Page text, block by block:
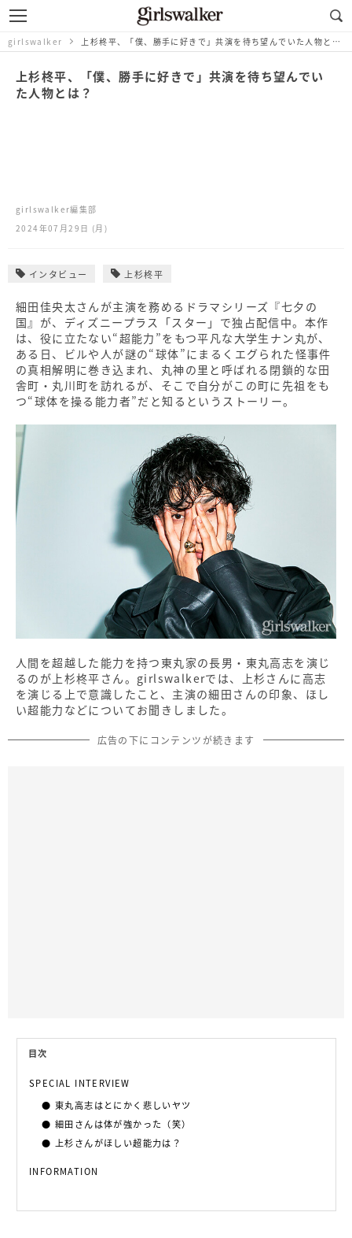
girlswalker 上杉柊平、「僕、勝手に好きで」共演を待ち望んでいた人物とは？
上杉柊平、「僕、勝手に好きで」共演を待ち望んでい
た人物とは？
girlswalker編集部
2024年07月29日 (月)
インタビュー 上杉柊平
細田佳央太さんが主演を務めるドラマシリーズ『七夕の
国』が、ディズニープラス「スター」で独占配信中。本作
は、役に立たない“超能力”をもつ平凡な大学生ナン丸が、
ある日、ビルや人が謎の“球体”にまるくエグられた怪事件
の真相解明に巻き込まれ、丸神の里と呼ばれる閉鎖的な田
舎町・丸川町を訪れるが、そこで自分がこの町に先祖をも
つ“球体を操る能力者”だと知るというストーリー。
人間を超越した能力を持つ東丸家の長男・東丸高志を演じ
るのが上杉柊平さん。girlswalkerでは、上杉さんに高志
を演じる上で意識したこと、主演の細田さんの印象、ほし
い超能力などについてお聞きしました。
広告の下にコンテンツが続きます
目次
SPECIAL INTERVIEW
東丸高志はとにかく悲しいヤツ
細田さんは体が強かった（笑）
上杉さんがほしい超能力は？
INFORMATION